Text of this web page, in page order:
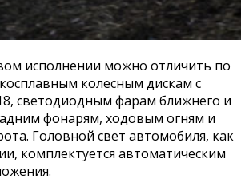
исполнении можно отличить по
колесным дискам с
светодиодным фарам ближнего и
фонарям, ходовым огням и
Головной свет автомобиля, как
комплектуется автоматическим